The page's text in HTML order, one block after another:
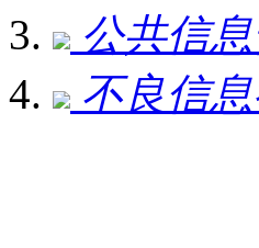
公共信
不良信